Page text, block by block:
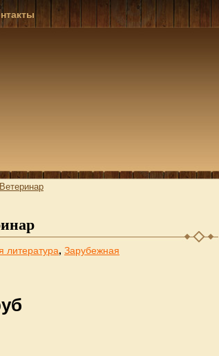
Ветеринар
литература, Зарубежная